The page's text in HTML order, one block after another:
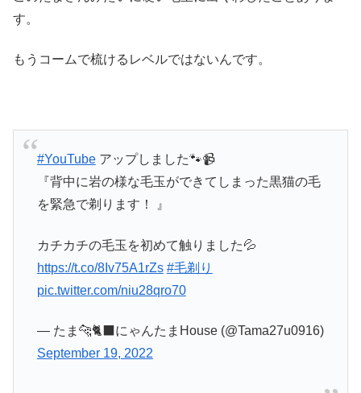
す。
もうコームで梳けるレベルではないんです。
#YouTubeアップしました🐾📹
『背中に岩の様な毛玉ができてしまった黒猫の毛
を緊急で剃ります！ 』
カチカチの毛玉を初めて触りました💦
https://t.co/8Iv75A1rZs #毛剃り
pic.twitter.com/niu28qro70
— たま🐆🐈‍⬛にゃんたまHouse (@Tama27u0916)
September 19, 2022